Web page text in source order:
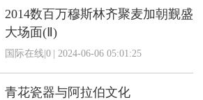
2014数百万穆斯林齐聚麦加朝觐盛
大场面(Ⅱ)
国际在线|0 | 2024-06-06 05:01:25
青花瓷器与阿拉伯文化